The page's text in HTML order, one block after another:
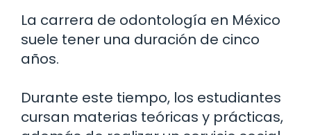
La carrera de odontología en México
suele tener una duración de cinco
años.
Durante este tiempo, los estudiantes
cursan materias teóricas y prácticas,